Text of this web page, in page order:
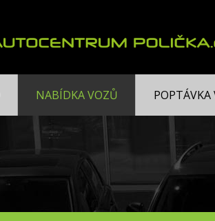
NABÍDKA VOZŮ POPTÁVKA